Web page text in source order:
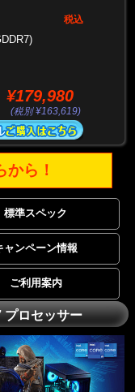
税込
¥179,980
(税別 ¥163,619)
ら！
標準スペック
ャンペーン情報
ご利用案内
プロセッサー